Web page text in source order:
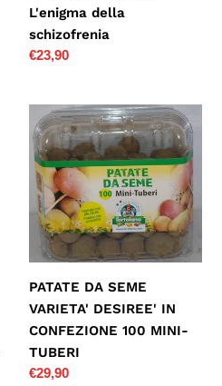
L'enigma della
schizofrenia
Prezzo
€23,90
PATATE
DA
SEME
VARIETA'
DESIREE'
IN
CONFEZIONE
100
MINI-
TUBERI
PATATE DA SEME
VARIETA' DESIREE' IN
CONFEZIONE 100 MINI-
TUBERI
Prezzo
€29,90